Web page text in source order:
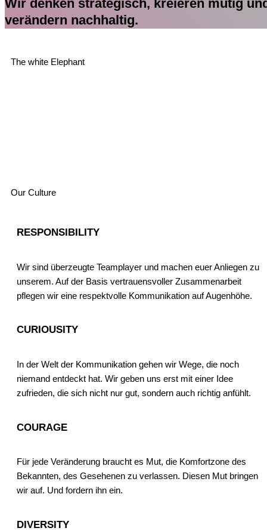
Wir denken strategisch, kreieren mutig
verändern nachhaltig.
The white Elephant
Our Culture
RESPONSIBILITY
Wir sind überzeugte Teamplayer und machen euer Anliegen zu
unserem. Auf der Basis vertrauensvoller Zusammenarbeit
pflegen wir eine respektvolle Kommunikation auf Augenhöhe.
CURIOUSITY
In der Welt der Kommunikation gehen wir Wege, die noch
niemand entdeckt hat. Wir geben uns erst mit einer Idee
zufrieden, die sich nicht nur gut, sondern auch richtig anfühlt.
COURAGE
Für jede Veränderung braucht es Mut, die Komfortzone des
Bekannten, des Gesehenen zu verlassen. Diesen Mut bringen
wir auf. Und fordern ihn ein.
DIVERSITY